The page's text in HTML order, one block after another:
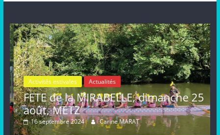
Activités estivales Actualités
FETE de la MIRABELLE, dimanche 25
août, METZ
16 septembre 2024 Carine MARAT